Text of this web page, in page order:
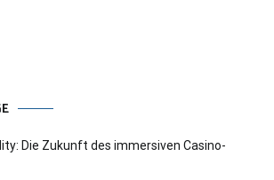
Die Zukunft des immersiven Casino-